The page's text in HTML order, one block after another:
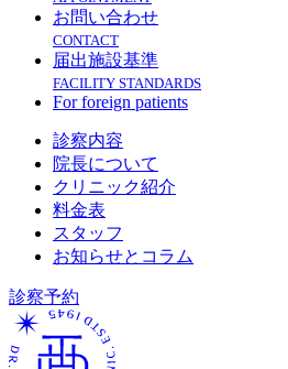
お問い合わせ
CONTACT
届出施設基準
FACILITY STANDARDS
For foreign patients
診察内容
院長について
クリニック紹介
料金表
スタッフ
お知らせとコラム
診察予約